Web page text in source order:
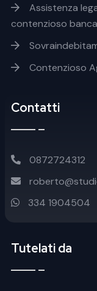
Assistenza
contenzioso
Contenzioso
Contatti
0872724312
334 1904504
Tutelati da